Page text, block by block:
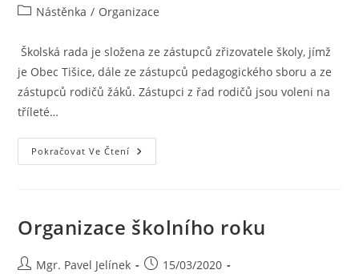
Nástěnka / Organizace
Školská rada je složena ze zástupců zřizovatele školy, jímž
je Obec Tišice, dále ze zástupců pedagogického sboru a ze
zástupců rodičů žáků. Zástupci z řad rodičů jsou voleni na
tříleté…
Pokračovat Ve Čtení
Organizace školního roku
Mgr. Pavel Jelínek
15/03/2020